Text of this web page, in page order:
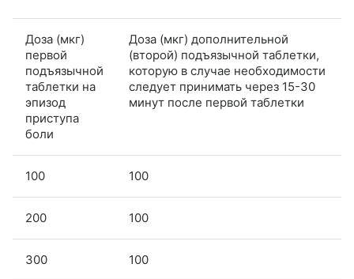
Доза (мкг)
первой
подъязычной
таблетки на
эпизод
приступа
боли
Доза (мкг) дополнительной
(второй) подъязычной таблетки,
которую в случае необходимости
следует принимать через 15-30
минут после первой таблетки
100 100
200 100
300 100